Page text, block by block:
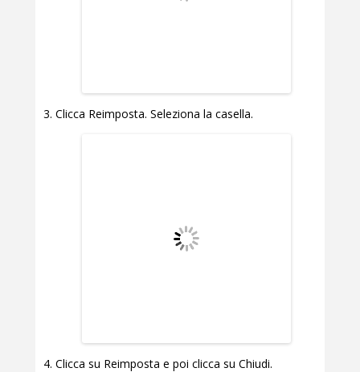
Clicca Reimposta. Seleziona la casella.
Clicca su Reimposta e poi clicca su Chiudi.